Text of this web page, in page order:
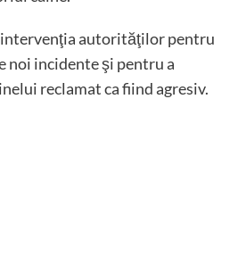
autorităţilor pentru
noi incidente şi pentru a
reclamat ca fiind agresiv.